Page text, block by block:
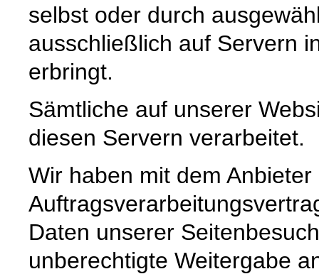
selbst oder durch
ausschließlich auf Servern
erbringt.
Sämtliche auf unserer
diesen Servern verarbeitet.
Wir haben mit dem Anbieter
Daten unserer
unberechtigte Weitergabe